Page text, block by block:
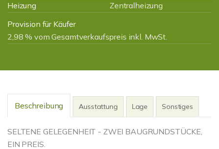
Heizung
Zentralheizung
Provision für Käufer
2,98 % vom Gesamtverkaufspreis inkl. MwSt.
Beschreibung Ausstattung Lage Sonstiges
SELTENE GELEGENHEIT - ZWEI BAUGRUNDSTÜCKE,
EIN PREIS.